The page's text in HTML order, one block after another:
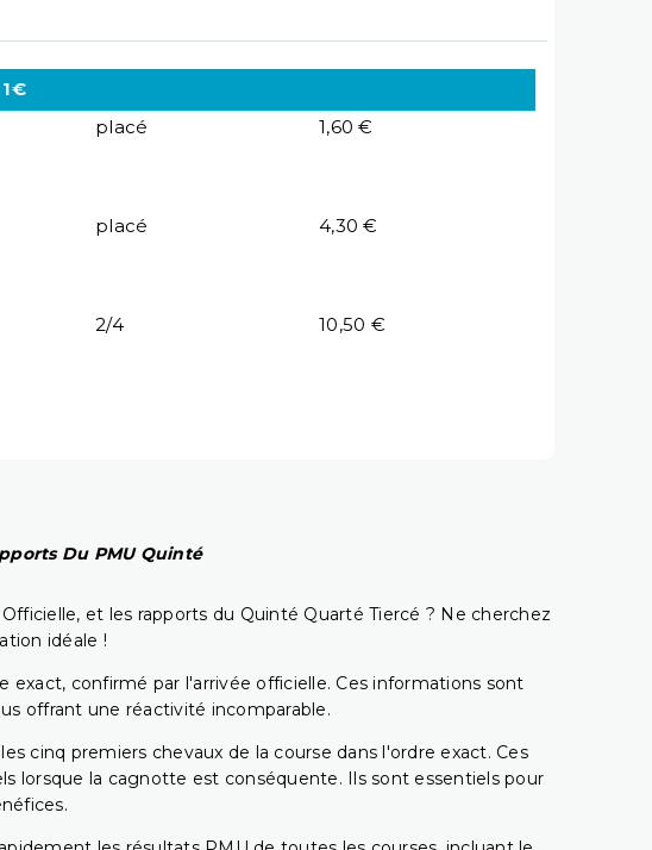
placé
1,60 €
placé
4,30 €
2/4
10,50 €
Du PMU Quinté
et les rapports du Quinté Quarté Tiercé ? Ne cherchez
idéale !
exact, confirmé par l'arrivée officielle. Ces informations sont
offrant une réactivité incomparable.
cinq premiers chevaux de la course dans l'ordre exact. Ces
lorsque la cagnotte est conséquente. Ils sont essentiels pour